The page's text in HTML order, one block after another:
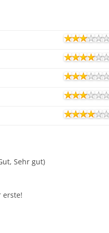
Sehr gut)
erste!